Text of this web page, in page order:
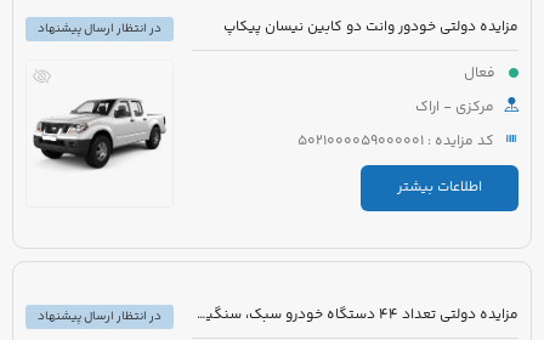
مزایده دولتی خودور وانت دو کابین نیسان پیکاپ
فعال
مرکزی - اراک
کد مزایده : 5021000059000001
اطلاعات بیشتر
در انتظار ارسال پیشنهاد
مزایده دولتی تعداد 44 دستگاه خودرو سبک، سنگین و موتورسیکلت
در انتظار ارسال پیشنهاد